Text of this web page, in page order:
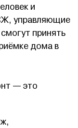
и
управляющие
принять
дома в
— это